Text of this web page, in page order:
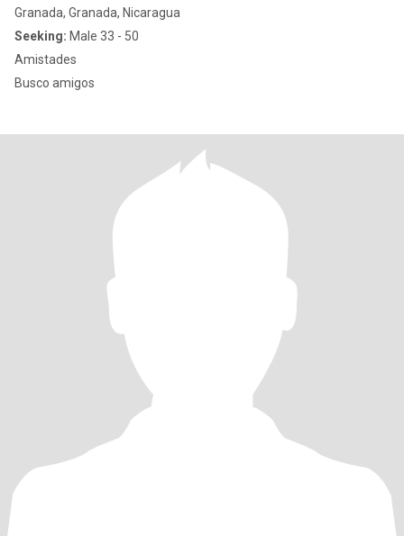
Granada, Granada, Nicaragua
Seeking: Male 33 - 50
Amistades
Busco amigos